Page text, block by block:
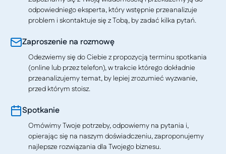
odpowiedniego eksperta, który wstępnie przeanalizuje
problem i skontaktuje się z Tobą, by zadać kilka pytań.
Zaproszenie na rozmowę
Odezwiemy się do Ciebie z propozycją terminu spotkania
(online lub przez telefon), w trakcie którego dokładnie
przeanalizujemy temat, by lepiej zrozumieć wyzwanie,
przed którym stoisz.
Spotkanie
Omówimy Twoje potrzeby, odpowiemy na pytania i,
opierając się na naszym doświadczeniu, zaproponujemy
najlepsze rozwiązania dla Twojego biznesu.